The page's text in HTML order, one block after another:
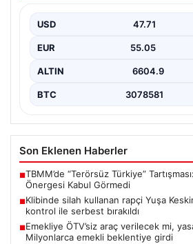
USD 47.71
EUR 55.05
ALTIN 6604.9
BTC 3078581
Son Eklenen Haberler
■TBMM’de “Terörsüz Türkiye”
Önergesi Kabul Görmedi
■Klibinde silah kullanan rapçi Yuşa
kontrol ile serbest bırakıldı
■Emekliye ÖTV’siz araç verilecek mi,
Milyonlarca emekli beklentiye girdi